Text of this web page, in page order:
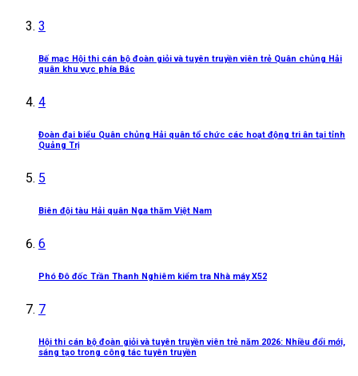
3
Bế mạc Hội thi cán bộ đoàn giỏi và tuyên truyền viên trẻ Quân chủng Hải
quân khu vực phía Bắc
4
Đoàn đại biểu Quân chủng Hải quân tổ chức các hoạt động tri ân tại tỉnh
Quảng Trị
5
Biên đội tàu Hải quân Nga thăm Việt Nam
6
Phó Đô đốc Trần Thanh Nghiêm kiểm tra Nhà máy X52
7
Hội thi cán bộ đoàn giỏi và tuyên truyền viên trẻ năm 2026: Nhiều đổi mới,
sáng tạo trong công tác tuyên truyền